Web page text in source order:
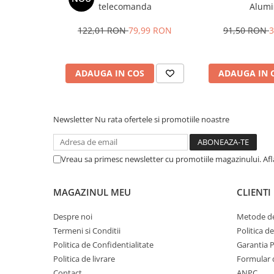
telecomanda
122,01 RON79,99 RON
ADAUGA IN COS
91,50 RON
ADAUGA IN
Newsletter Nu rata ofertele si promotiile noastre
Vreau sa primesc newsletter cu promotiile magazinului.
MAGAZINUL MEU
Despre noi
Termeni si Conditii
Politica de Confidentialitate
Politica de livrare
CLIENTI
Metode
Politica
Garantia
Formular